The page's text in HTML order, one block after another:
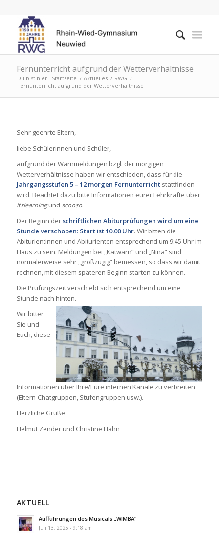
Fernunterricht aufgrund der Wetterverhältnisse
Du bist hier: Startseite / Aktuelles / RWG /
Fernunterricht aufgrund der Wetterverhältnisse
Sehr geehrte Eltern,
liebe Schülerinnen und Schüler,
aufgrund der Warnmeldungen bzgl. der morgigen
Wetterverhältnisse haben wir entschieden, dass für die
Jahrgangsstufen 5 – 12 morgen Fernunterrichtstattfinden
wird. Beachtet dazu bitte Informationen eurer Lehrkräfte über
itslearningund scooso.
Der Beginn derschriftlichen Abiturprüfungen wird um eine
Stunde verschoben: Start ist 10.00 Uhr. Wir bitten die
Abiturientinnen und Abiturienten entsprechend um 9:45 Uhr im
Haus zu sein. Meldungen bei „Katwarn“ und „Nina“ sind
normalerweise sehr „großzügig“ bemessen, so dass wir damit
rechnen, mit diesem späteren Beginn starten zu können.
Die Prüfungszeit verschiebt sich entsprechend um eine
Stunde nach hinten.
Wir bitten
Sie und
Euch, diese
Informationen über Ihre/Eure internen Kanäle zu verbreiten
(Eltern-Chatgruppen, Stufengruppen usw.).
Herzliche Grüße
Helmut Zender und Christine Hahn
AKTUELL
Aufführungen des Musicals „WIMBA“
Juli 13, 2026 - 9:18 am